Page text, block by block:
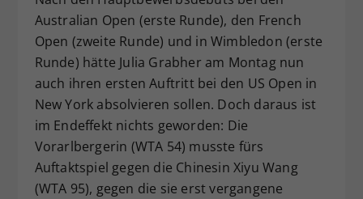
Australian Open (erste Runde), den French
Open (zweite Runde) und in Wimbledon (erste
Runde) hätte Julia Grabher am Montag nun
auch ihren ersten Auftritt bei den US Open in
New York absolvieren sollen. Doch daraus ist
im Endeffekt nichts geworden: Die
Vorarlbergerin (WTA 54) musste fürs
Auftaktspiel gegen die Chinesin Xiyu Wang
(WTA 95), gegen die sie erst vergangene
Dieser Wert speichert Ihre Consent-
Einstellungen. Unter anderem eine
zufällig generierte ID, für die
historische Speicherung Ihrer
vorgenommen Einstellungen, falls der
Webseiten-Betreiber dies eingestellt
hat.